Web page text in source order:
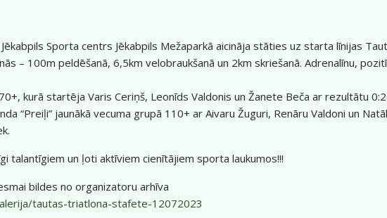
Sporta centrs Jēkabpils Mežaparkā aicināja stāties uz starta līnijas
– 100m peldēšanā, 6,5km velobraukšanā un 2km skriešanā. Adrenalīnu,
kurā startēja Varis Ceriņš, Leonīds Valdonis un Žanete Beča ar rezultātu
“Preiļi” jaunākā vecuma grupā 110+ ar Aivaru Žuguri, Renāru Valdoni un
talantīgiem un ļoti aktīviem cienītājiem sporta laukumos!!!
bildes no organizatoru arhīva
tautas-triatlona-stafete-12072023